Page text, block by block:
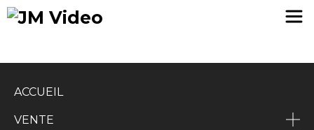
ACCUEIL
VENTE